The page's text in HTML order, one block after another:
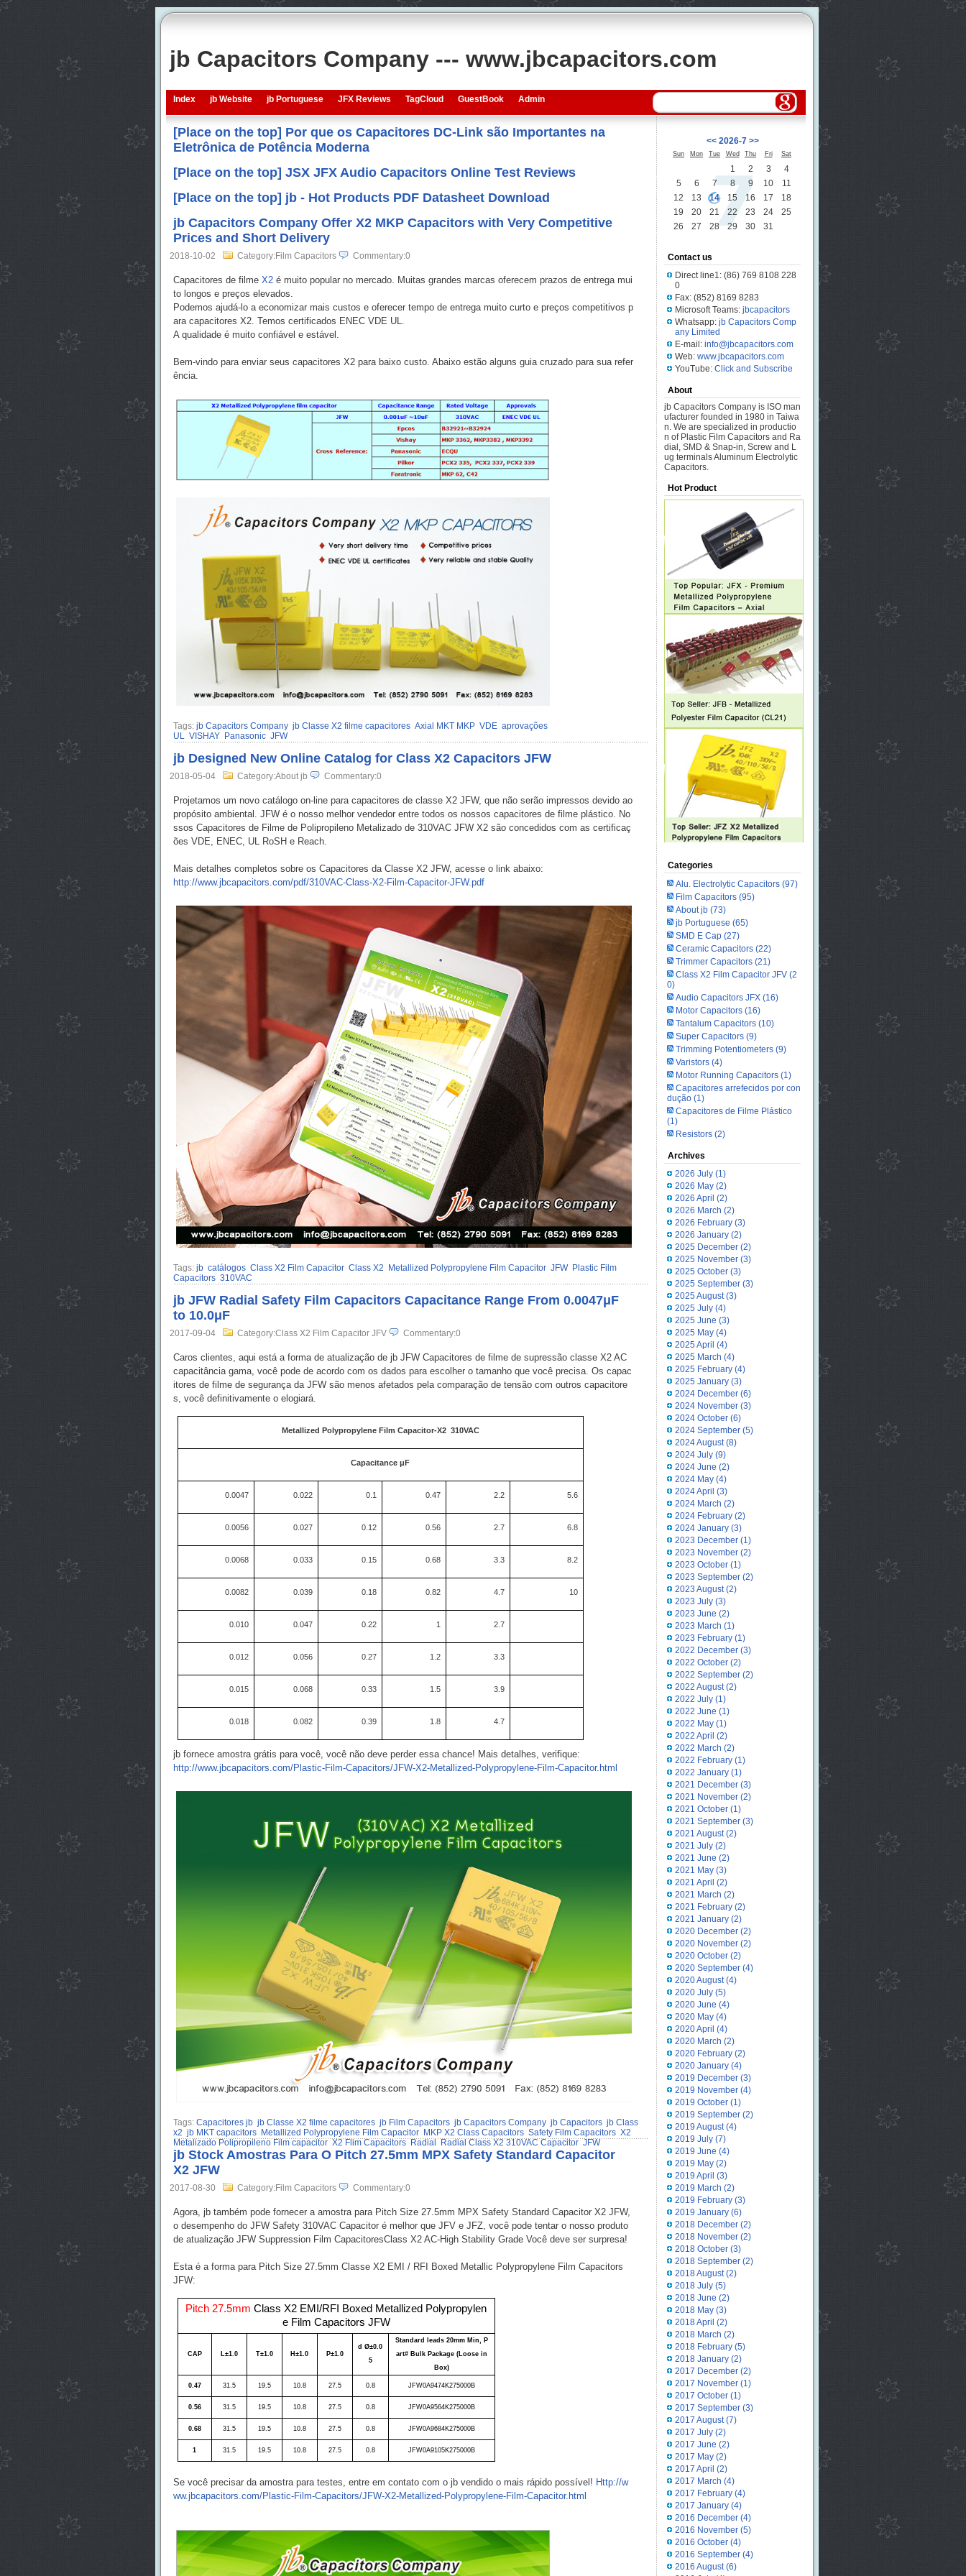
jb Capacitors Company --- www.jbcapacitors.com
Index jb Website jb Portuguese JFX Reviews TagCloud GuestBook Admin
[Place on the top] Por que os Capacitores DC-Link são Importantes na
Eletrônica de Potência Moderna
[Place on the top] JSX JFX Audio Capacitors Online Test Reviews
[Place on the top] jb - Hot Products PDF Datasheet Download
jb Capacitors Company Offer X2 MKP Capacitors with Very Competitive
Prices and Short Delivery
2018-10-02 Category:Film Capacitors Commentary:0
Capacitores de filme X2é muito popular no mercado. Muitas grandes marcas oferecem prazos de entrega mui
to longos e preços elevados.
Podemos ajudá-lo a economizar mais custos e oferecer tempo de entrega muito curto e preços competitivos p
ara capacitores X2. Temos certificados ENEC VDE UL.
A qualidade é muito confiável e estável.
Bem-vindo para enviar seus capacitores X2 para baixo custo. Abaixo estão alguns guia cruzado para sua refer
ência.
Tags: jb Capacitors Company jb Classe X2 filme capacitores Axial MKT MKP VDE aprovações
UL
VISHAY Panasonic JFW
jb Designed New Online Catalog for Class X2 Capacitors JFW
2018-05-04 Category:About jb Commentary:0
Projetamos um novo catálogo on-line para capacitores de classe X2 JFW, que não serão impressos devido ao
propósito ambiental. JFW é o nosso melhor vendedor entre todos os nossos capacitores de filme plástico. No
ssos Capacitores de Filme de Polipropileno Metalizado de 310VAC JFW X2 são concedidos com as certificaç
ões VDE, ENEC, UL RoSH e Reach.
Mais detalhes completos sobre os Capacitores da Classe X2 JFW, acesse o link abaixo:
http://www.jbcapacitors.com/pdf/310VAC-Class-X2-Film-Capacitor-JFW.pdf
Tags: jb catálogos Class X2 Film Capacitor Class X2 Metallized Polypropylene Film Capacitor JFW Plastic Film
Capacitors 310VAC
jb JFW Radial Safety Film Capacitors Capacitance Range From 0.0047μF
to 10.0μF
2017-09-04 Category:Class X2 Film Capacitor JFV Commentary:0
Caros clientes, aqui está a forma de atualização de jb JFW Capacitores de filme de supressão classe X2 AC
capacitância gama, você pode de acordo com os dados para escolher o tamanho que você precisa. Os capac
itores de filme de segurança da JFW são menos afetados pela comparação de tensão com outros capacitore
s, você definitivamente o elogiará.
Metallized Polypropylene Film Capacitor-X2 310VAC
Capacitance μF
0.0047 0.022 0.1 0.47 2.2 5.6
0.0056 0.027 0.12 0.56 2.7 6.8
0.0068 0.033 0.15 0.68 3.3 8.2
0.0082 0.039 0.18 0.82 4.7 10
0.010 0.047 0.22 1 2.7
0.012 0.056 0.27 1.2 3.3
0.015 0.068 0.33 1.5 3.9
0.018 0.082 0.39 1.8 4.7
jb fornece amostra grátis para você, você não deve perder essa chance! Mais detalhes, verifique:
http://www.jbcapacitors.com/Plastic-Film-Capacitors/JFW-X2-Metallized-Polypropylene-Film-Capacitor.html
Tags: Capacitores jb jb Classe X2 filme capacitores jb Film Capacitors jb Capacitors Company jb Capacitors jb Class
x2 jb MKT capacitors Metallized Polypropylene Film Capacitor MKP X2 Class Capacitors Safety Film Capacitors X2
Metalizado Polipropileno Film capacitor X2 Flim Capacitors Radial Radial Class X2 310VAC Capacitor JFW
jb Stock Amostras Para O Pitch 27.5mm MPX Safety Standard Capacitor
X2 JFW
2017-08-30 Category:Film Capacitors Commentary:0
Agora, jb também pode fornecer a amostra para Pitch Size 27.5mm MPX Safety Standard Capacitor X2 JFW,
o desempenho do JFW Safety 310VAC Capacitor é melhor que JFV e JFZ, você pode tentar o nosso produto
de atualização JFW Suppression Film CapacitoresClass X2 AC-High Stability Grade Você deve ser surpresa!
Esta é a forma para Pitch Size 27.5mm Classe X2 EMI / RFI Boxed Metallic Polypropylene Film Capacitors
JFW:
Pitch 27.5mm Class X2 EMI/RFI Boxed Metallized Polypropylen
e Film Capacitors JFW
CAP L±1.0 T±1.0 H±1.0 P±1.0
d Ø±0.0
5
Standard leads 20mm Min, P
art# Bulk Package (Loose in
Box)
0.47 31.5 19.5 10.8 27.5 0.8 JFW0A9474K275000B
0.56 31.5 19.5 10.8 27.5 0.8 JFW0A9564K275000B
0.68 31.5 19.5 10.8 27.5 0.8 JFW0A9684K275000B
1 31.5 19.5 10.8 27.5 0.8 JFW0A9105K275000B
Se você precisar da amostra para testes, entre em contato com o jb vendido o mais rápido possível! Http://w
ww.jbcapacitors.com/Plastic-Film-Capacitors/JFW-X2-Metallized-Polypropylene-Film-Capacitor.html
<< 2026-7 >>
Sun Mon Tue Wed Thu Fri Sat
1 2 3
4
5
6 7 8 9 10
11
12
13 14 15 16 17
18
19
20 21 22 23 24
25
26
27 28 29 30 31
Contact us
Direct line1: (86) 769 8108 228
0
Fax: (852) 8169 8283
Microsoft Teams: jbcapacitors
Whatsapp: jb Capacitors Comp
any Limited
E-mail: info@jbcapacitors.com
Web: www.jbcapacitors.com
YouTube: Click and Subscribe
About
jb Capacitors Company is ISO man
ufacturer founded in 1980 in Taiwa
n. We are specialized in productio
n of Plastic Film Capacitors and Ra
dial, SMD & Snap-in, Screw and L
ug terminals Aluminum Electrolytic
Capacitors.
Hot Product
Categories
Alu. Electrolytic Capacitors(97)
Film Capacitors(95)
About jb(73)
jb Portuguese (65)
SMD E Cap(27)
Ceramic Capacitors(22)
Trimmer Capacitors(21)
Class X2 Film Capacitor JFV(2
0)
Audio Capacitors JFX(16)
Motor Capacitors (16)
Tantalum Capacitors(10)
Super Capacitors(9)
Trimming Potentiometers(9)
Varistors(4)
Motor Running Capacitors(1)
Capacitores arrefecidos por con
dução(1)
Capacitores de Filme Plástico
(1)
Resistors(2)
Archives
2026 July(1)
2026 May(2)
2026 April (2)
2026 March (2)
2026 February(3)
2026 January(2)
2025 December(2)
2025 November(3)
2025 October(3)
2025 September(3)
2025 August(3)
2025 July(4)
2025 June (3)
2025 May(4)
2025 April (4)
2025 March (4)
2025 February(4)
2025 January(3)
2024 December(6)
2024 November(3)
2024 October(6)
2024 September(5)
2024 August(8)
2024 July(9)
2024 June (2)
2024 May(4)
2024 April (3)
2024 March (2)
2024 February(2)
2024 January(3)
2023 December(1)
2023 November(2)
2023 October(1)
2023 September(2)
2023 August(2)
2023 July(3)
2023 June (2)
2023 March (1)
2023 February(1)
2022 December(3)
2022 October(2)
2022 September(2)
2022 August(2)
2022 July(1)
2022 June (1)
2022 May(1)
2022 April (2)
2022 March (2)
2022 February(1)
2022 January(1)
2021 December(3)
2021 November(2)
2021 October(1)
2021 September(3)
2021 August(2)
2021 July(2)
2021 June (2)
2021 May(3)
2021 April (2)
2021 March (2)
2021 February(2)
2021 January(2)
2020 December(2)
2020 November(2)
2020 October(2)
2020 September(4)
2020 August(4)
2020 July(5)
2020 June (4)
2020 May(4)
2020 April (4)
2020 March (2)
2020 February(2)
2020 January(4)
2019 December(3)
2019 November(4)
2019 October(1)
2019 September(2)
2019 August(4)
2019 July(7)
2019 June (4)
2019 May(2)
2019 April (3)
2019 March (2)
2019 February(3)
2019 January(6)
2018 December(2)
2018 November(2)
2018 October(3)
2018 September(2)
2018 August(2)
2018 July(5)
2018 June (2)
2018 May(3)
2018 April (2)
2018 March (2)
2018 February(5)
2018 January(2)
2017 December(2)
2017 November(1)
2017 October(1)
2017 September(3)
2017 August(7)
2017 July(2)
2017 June (2)
2017 May(2)
2017 April (2)
2017 March (4)
2017 February(4)
2017 January(4)
2016 December(4)
2016 November(5)
2016 October(4)
2016 September(4)
2016 August(6)